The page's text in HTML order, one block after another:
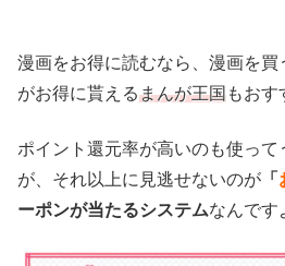
漫画をお得に読むなら、漫画を
がお得に貰えるまんが王国もおす
ポイント還元率が高いのも使っ
が、それ以上に見逃せないのが 「
ーポンが当たるシステムなんです